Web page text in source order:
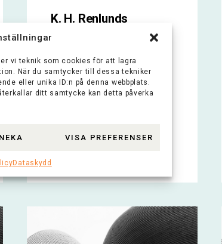
vi teknik som cookies för att lagra
När du samtycker till dessa tekniker
eller unika ID:n på denna webbplats.
ditt samtycke kan detta påverka
NEKA VISA PREFERENSER
Dataskydd
K. H. Renlunds
Stiftelse
Stiftelsens syfte är att
främja upptäckten av
malmer och nyttiga
mineraler samt tekniskt
Lue koko artikkeli >